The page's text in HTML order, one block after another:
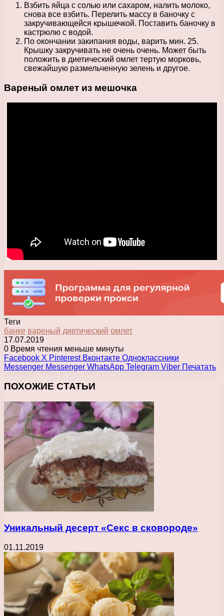
Взбить яйца с солью или сахаром, налить молоко,
снова все взбить. Перелить массу в баночку с
закручивающейся крышечкой. Поставить баночку в
кастрюлю с водой.
По окончании закипания воды, варить мин. 25.
Крышку закручивать не очень очень. Может быть
положить в диетический омлет тертую морковь,
свежайшую размельченную зелень и другое.
Вареный омлет из мешочка
Теги
банке вареный диетический омлет
17.07.2019
0 Время чтения меньше минуты
Facebook X Pinterest Вконтакте Одноклассники
Messenger Messenger WhatsApp Telegram Viber Печатать
ПОХОЖИЕ СТАТЬИ
Уникальный десерт «Секс в сковороде»
01.11.2019